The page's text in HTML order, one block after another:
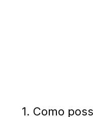
1. Como